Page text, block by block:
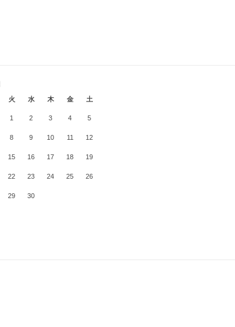
火 水 木 金 土
1 2 3 4 5
8 9 10 11 12
15 16 17 18 19
22 23 24 25 26
29 30